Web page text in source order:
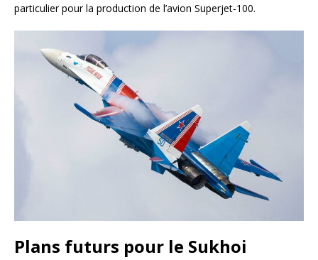
particulier pour la production de l’avion Superjet-100.
Plans futurs pour le Sukhoi